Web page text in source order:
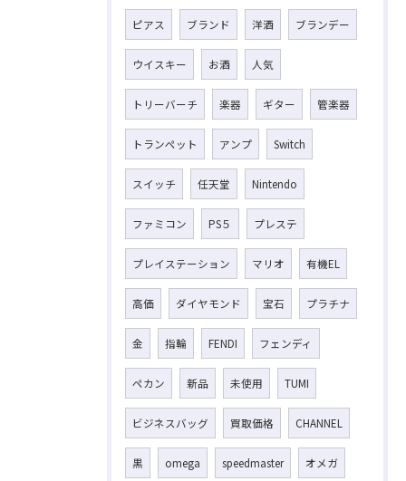
ピアス ブランド 洋酒 ブランデー
ウイスキー お酒 人気
トリーバーチ 楽器 ギター 管楽器
トランペット アンプ Switch
スイッチ 任天堂 Nintendo
ファミコン PS５ プレステ
プレイステーション マリオ 有機EL
高価 ダイヤモンド 宝石 プラチナ
金 指輪 FENDI フェンディ
ペカン 新品 未使用 TUMI
ビジネスバッグ 買取価格 CHANNEL
黒 omega speedmaster オメガ